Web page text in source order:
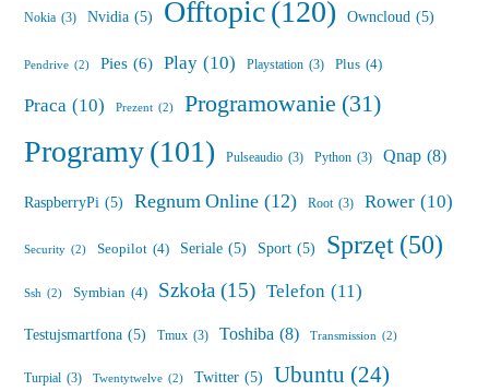
Nokia (3) Nvidia (5) Offtopic(120) Owncloud (5)
Pendrive (2) Pies (6) Play (10) Playstation (3) Plus (4)
Praca (10) Prezent (2) Programowanie (31)
Programy(101) Pulseaudio (3) Python (3) Qnap (8)
RaspberryPi (5) Regnum Online (12) Root (3) Rower (10)
Security (2) Seopilot (4) Seriale (5) Sport (5) Sprzęt(50)
Ssh (2) Symbian (4) Szkoła (15) Telefon (11)
Testujsmartfona (5) Tmux (3) Toshiba (8) Transmission (2)
Turpial (3) Twentytwelve (2) Twitter (5) Ubuntu (24)